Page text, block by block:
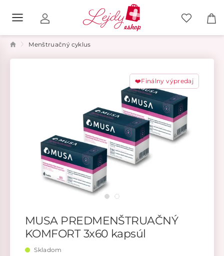
Menštruačný cyklus
❤️Finálny výpredaj
MUSA PREDMENŠTRUAČNÝ
KOMFORT 3x60 kapsúl
Skladom